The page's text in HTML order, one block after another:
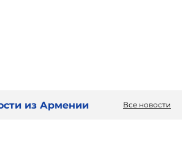
из Армении Все новости